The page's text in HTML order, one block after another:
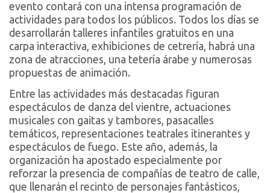
evento contará con una intensa programación de
actividades para todos los públicos. Todos los días se
desarrollarán talleres infantiles gratuitos en una
carpa interactiva, exhibiciones de cetrería, habrá una
zona de atracciones, una tetería árabe y numerosas
propuestas de animación.
Entre las actividades más destacadas figuran
espectáculos de danza del vientre, actuaciones
musicales con gaitas y tambores, pasacalles
temáticos, representaciones teatrales itinerantes y
espectáculos de fuego. Este año, además, la
organización ha apostado especialmente por
reforzar la presencia de compañías de teatro de calle,
que llenarán el recinto de personajes fantásticos,